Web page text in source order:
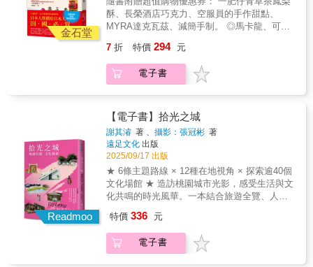
老闆的堅持與職人精神。 ▸真誠、有梗、又有
人情味的台灣美食書 用笑聲讓美食更有故事，
瞬間 把節目的歡笑與回憶，變成一本能重溫的
旅行日記。
其中隱藏的特色與趣味，連在地人都不一定知
曉。 像是青草味的鳳梨酥、插滿筷子的果汁
機， 充滿人生滋味的便利商店、滿街「找茶」
的年輕人&hellip;&hellip; 本書就是她嚴選出超
物──也是她的愛臺證明。 ◎日本太太眼中最強
的伴手禮 你可能吃過紅茶口味、香草口味、
蔓越莓口味的鳳梨酥， 但青草茶鳳梨酥呢？
的甜點， 還曾得過亞太地區伴手禮金獎！ ◎
只要有醬，人人都可當食神。 燙青菜淋醬油
膏、吃水餃蘸烏醋、煮麵線滴些香油
&hellip;&hellip; 若覺得還不夠味，就加一匙
辣椒醬。什麼菜都能滴，什麼醬最速配， 哪
些臺式品牌醬料，連日本太太也愛用？ ◎來都
來了，無法抗拒的誘惑 某某捲心酥，只要一
了。」 還有專為小孩設計的某種捲心餅，
只靠一句廣告詞「越冰越好吃」，就賣超過半
世紀。 你猜出來了嗎？ 經典蘇打餅自然の
金石堂
酥、長榮酒店巧克力、空服員的手作甜點、
MYRA達克瓦茲、減簡手制。 ◎馬卡龍、可麗
甜點，其實源自法國。 ◎臺灣最代表性伴手禮
是鳳梨酥，但迪化街店家多數推薦芒果乾！ ◎
破布子味道苦澀，連鳥都不吃，如何演變成臺
麼夜市和路邊攤，隨處可見插滿筷子的「果汁
機」？ 作者小河知惠子是料理研究家，2017年
透過料理學校的安排， 向圓山飯店和國賓飯店
的廚師學習了八十多道臺式料理。 熱愛臺灣的
她，最後甚至帶著兒子一起在臺定居。 她說，
臺灣擁有許多讓人感動與驚喜的食物與食材，
其中隱藏的特色與趣味，連在地人都不一定知
曉。 像是青草味的鳳梨酥、插滿筷子的果汁
機， 充滿人生滋味的便利商店、滿街「找茶」
過100種， 你上網也不一定查得到的好味與好
物──也是她的愛臺證明。 ◎日本太太眼中最強
7 折 特價 294 元
電子書
Readmoo
【電子書】拾光之城
謝其濬 著 、攝影：張冠彬 著
遠足文化 出版
2025/09/17 出版
★ 6條主題路線 × 12種在地視角 × 探索逾40個
文化場館 ★ 造訪桃園城市光影，感受生活與文
化共鳴的時光風華。一本結合旅遊全覽、人文
線插畫地圖】☆ 書衣即地圖，即刻出發探索！
從老城時光到眷村記憶，從木藝匠心到文學書
香，桃園的文化風景豐富而多元。精心規劃的6
特價 336 元
電子書